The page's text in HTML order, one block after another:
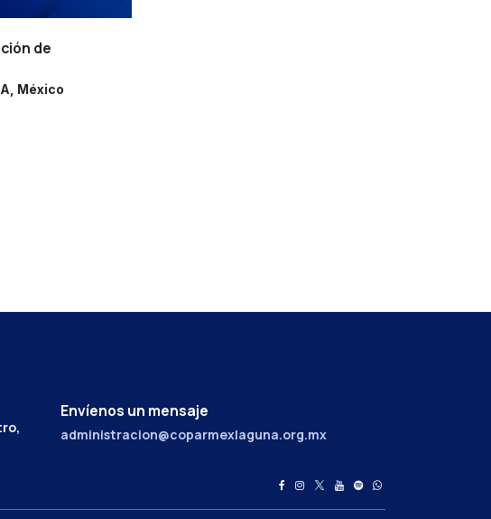
de
México
Envíenos un mensaje
administracion@coparmexlaguna.org.mx